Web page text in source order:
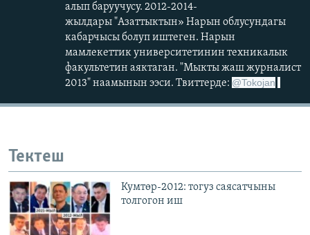
алып баруучусу. 2012-2014-
жылдары "Азаттыктын» Нарын облусундагы
кабарчысы болуп иштеген. Нарын
мамлекеттик университетинин техникалык
факультетин аяктаган. "Мыкты жаш журналист
2013" наамынын ээси. Твиттерде: @Tokojan
Тектеш
Кумтөр-2012: тогуз саясатчыны
толгогон иш